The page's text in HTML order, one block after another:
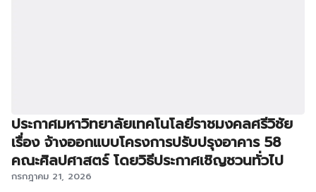
ประกาศมหาวิทยาลัยเทคโนโลยีราชมงคลศรีวิชัย
เรื่อง จ้างออกแบบโครงการปรับปรุงอาคาร 58
คณะศิลปศาสตร์ โดยวิธีประกาศเชิญชวนทั่วไป
กรกฎาคม 21, 2026